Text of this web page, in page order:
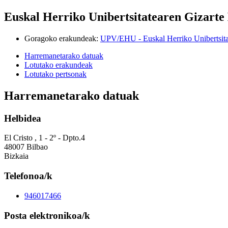
Euskal Herriko Unibertsitatearen Gizarte
Goragoko erakundeak: UPV/EHU - Euskal Herriko
Harremanetarako datuak
Lotutako erakundeak
Lotutako pertsonak
Harremanetarako datuak
Helbidea
El Cristo , 1 - 2º - Dpto.4
48007 Bilbao
Bizkaia
Telefonoa/k
946017466
Posta elektronikoa/k